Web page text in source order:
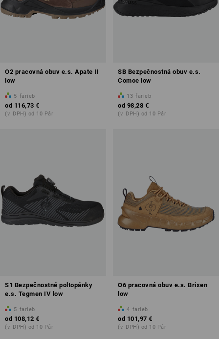
O2 pracovná obuv e.s. Apate II
low
5 farieb
od 116,73 €
(v. DPH) od 10 Pár
SB Bezpečnostná obuv e.s.
Comoe low
13 farieb
od 98,28 €
(v. DPH) od 10 Pár
S1 Bezpečnostné poltopánky
e.s. Tegmen IV low
5 farieb
od 108,12 €
(v. DPH) od 10 Pár
O6 pracovná obuv e.s. Brixen
low
4 farieb
od 101,97 €
(v. DPH) od 10 Pár